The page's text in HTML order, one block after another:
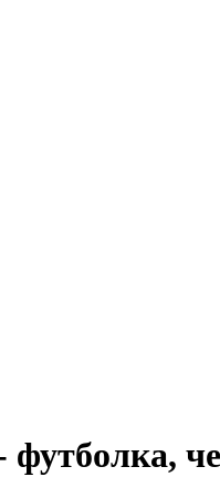
футболка,